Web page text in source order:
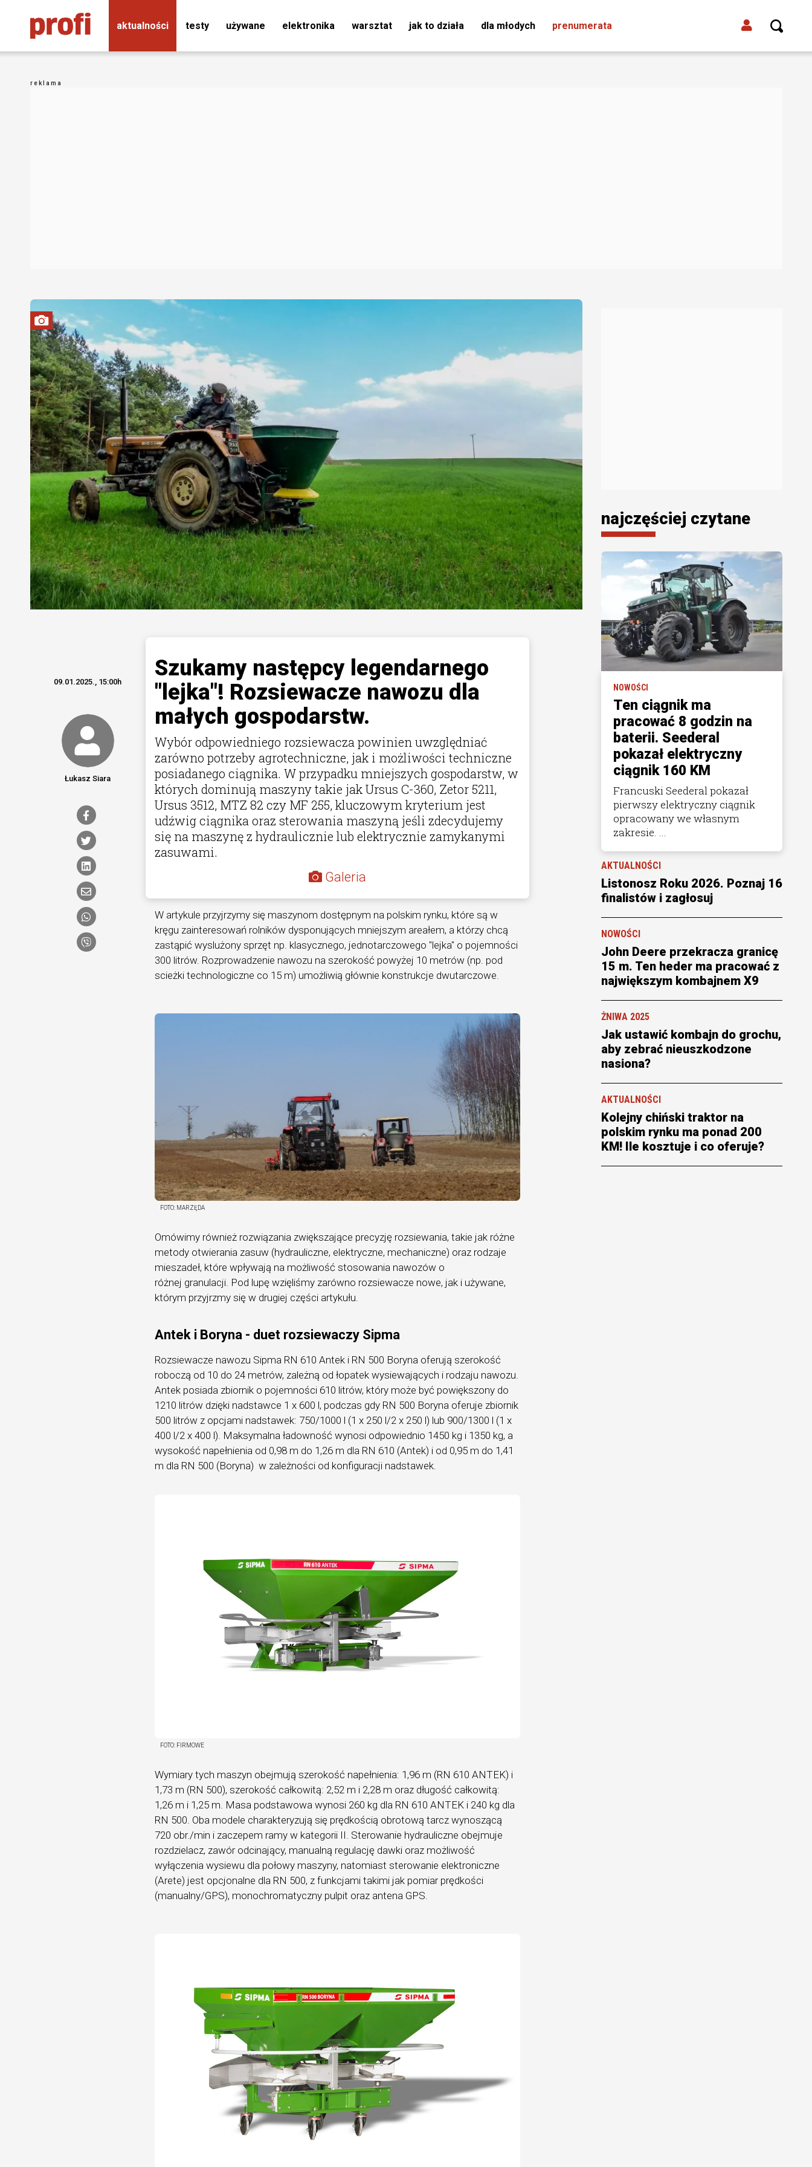
aktualności testy używane elektronika warsztat jak to działa dla młodych prenumerata
Szukamy następcy legendarnego
"lejka"! Rozsiewacze nawozu dla
małych gospodarstw.
Wybór odpowiedniego rozsiewacza powinien uwzględniać
zarówno potrzeby agrotechniczne, jak i możliwości techniczne
posiadanego ciągnika. W przypadku mniejszych gospodarstw, w
których dominują maszyny takie jak Ursus C-360, Zetor 5211,
Ursus 3512, MTZ 82 czy MF 255, kluczowym kryterium jest
udźwig ciągnika oraz sterowania maszyną jeśli zdecydujemy
się na maszynę z hydraulicznie lub elektrycznie zamykanymi
zasuwami.
Galeria
09.01.2025., 15:00h
Łukasz Siara
W artykule przyjrzymy się maszynom dostępnym na polskim rynku, które są w
kręgu zainteresowań rolników dysponujących mniejszym areałem, a którzy chcą
zastąpić wyslużony sprzęt np. klasycznego, jednotarczowego "lejka" o pojemności
300 litrów. Rozprowadzenie nawozu na szerokość powyżej 10 metrów (np. pod
scieżki technologiczne co 15 m) umożliwią głównie konstrukcje dwutarczowe.
FOTO: MARZĘDA
Omówimy również rozwiązania zwiększające precyzję rozsiewania, takie jak różne
metody otwierania zasuw (hydrauliczne, elektryczne, mechaniczne) oraz rodzaje
mieszadeł, które wpływają na możliwość stosowania nawozów o
różnej granulacji. Pod lupę wzięliśmy zarówno rozsiewacze nowe, jak i używane,
którym przyjrzmy się w drugiej części artykułu.
Antek i Boryna - duet rozsiewaczy Sipma
Rozsiewacze nawozu Sipma RN 610 Antek i RN 500 Boryna oferują szerokość
roboczą od 10 do 24 metrów, zależną od łopatek wysiewających i rodzaju nawozu.
Antek posiada zbiornik o pojemności 610 litrów, który może być powiększony do
1210 litrów dzięki nadstawce 1 x 600 l, podczas gdy RN 500 Boryna oferuje zbiornik
500 litrów z opcjami nadstawek: 750/1000 l (1 x 250 l/2 x 250 l) lub 900/1300 l (1 x
400 l/2 x 400 l). Maksymalna ładowność wynosi odpowiednio 1450 kg i 1350 kg, a
wysokość napełnienia od 0,98 m do 1,26 m dla RN 610 (Antek) i od 0,95 m do 1,41
m dla RN 500 (Boryna) w zależności od konfiguracji nadstawek.
FOTO: FIRMOWE
Wymiary tych maszyn obejmują szerokość napełnienia: 1,96 m (RN 610 ANTEK) i
1,73 m (RN 500), szerokość całkowitą: 2,52 m i 2,28 m oraz długość całkowitą:
1,26 m i 1,25 m. Masa podstawowa wynosi 260 kg dla RN 610 ANTEK i 240 kg dla
RN 500. Oba modele charakteryzują się prędkością obrotową tarcz wynoszącą
720 obr./min i zaczepem ramy w kategorii II. Sterowanie hydrauliczne obejmuje
rozdzielacz, zawór odcinający, manualną regulację dawki oraz możliwość
wyłączenia wysiewu dla połowy maszyny, natomiast sterowanie elektroniczne
(Arete) jest opcjonalne dla RN 500, z funkcjami takimi jak pomiar prędkości
(manualny/GPS), monochromatyczny pulpit oraz antena GPS.
najczęściej czytane
NOWOŚCI
Ten ciągnik ma
pracować 8 godzin na
baterii. Seederal
pokazał elektryczny
ciągnik 160 KM
Francuski Seederal pokazał
pierwszy elektryczny ciągnik
opracowany we własnym
zakresie. ...
AKTUALNOŚCI
Listonosz Roku 2026. Poznaj 16
finalistów i zagłosuj
NOWOŚCI
John Deere przekracza granicę
15 m. Ten heder ma pracować z
największym kombajnem X9
ŻNIWA 2025
Jak ustawić kombajn do grochu,
aby zebrać nieuszkodzone
nasiona?
AKTUALNOŚCI
Kolejny chiński traktor na
polskim rynku ma ponad 200
KM! Ile kosztuje i co oferuje?